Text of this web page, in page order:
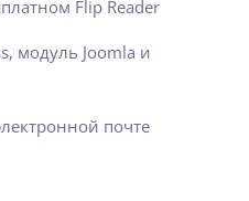
Flip Reader
модуль Joomla и
почте